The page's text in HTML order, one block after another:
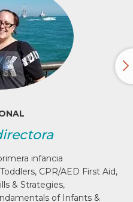
infancia
CPR/AED First Aid,
& Strategies,
of Infants &